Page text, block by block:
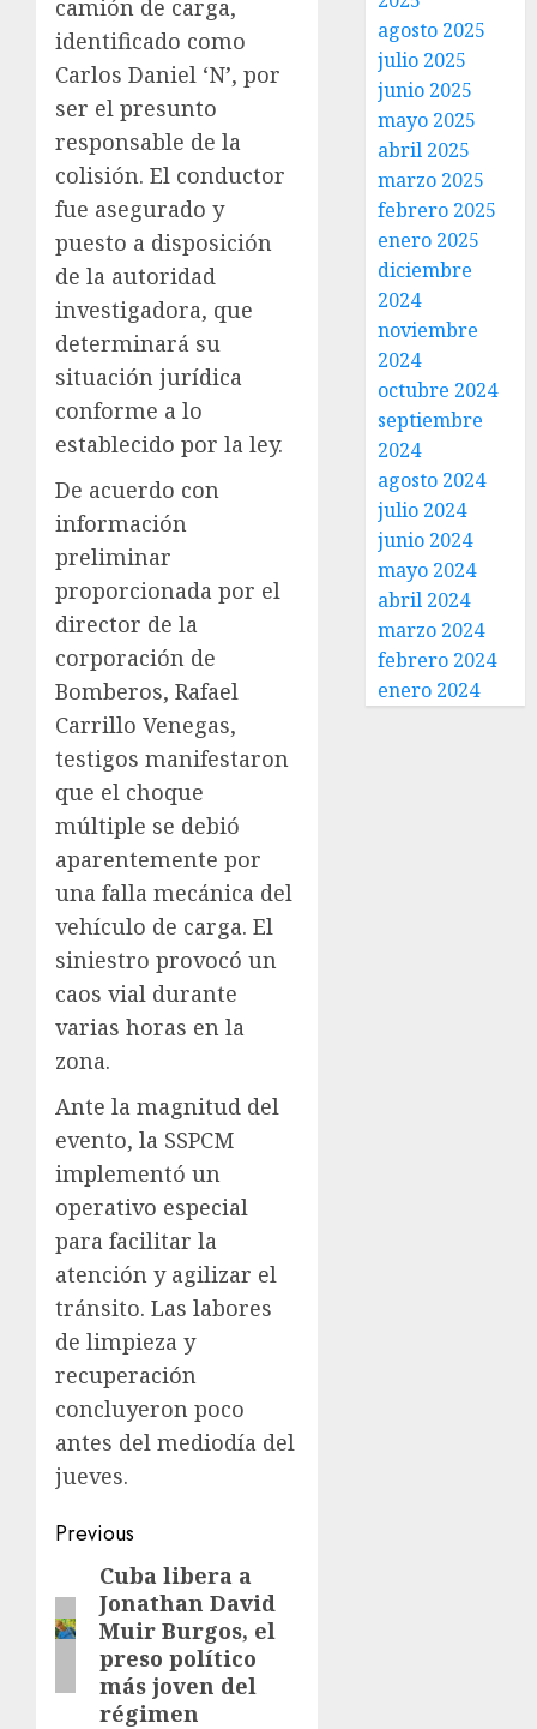
camión de carga,
identificado como
Carlos Daniel ‘N’, por
ser el presunto
responsable de la
colisión. El conductor
fue asegurado y
puesto a disposición
de la autoridad
investigadora, que
determinará su
situación jurídica
conforme a lo
establecido por la ley.
De acuerdo con
información
preliminar
proporcionada por el
director de la
corporación de
Bomberos, Rafael
Carrillo Venegas,
testigos manifestaron
que el choque
múltiple se debió
aparentemente por
una falla mecánica del
vehículo de carga. El
siniestro provocó un
caos vial durante
varias horas en la
zona.
Ante la magnitud del
evento, la SSPCM
implementó un
operativo especial
para facilitar la
atención y agilizar el
tránsito. Las labores
de limpieza y
recuperación
concluyeron poco
antes del mediodía del
jueves.
Previous
Cuba libera a
Jonathan David
Muir Burgos, el
preso político
más joven del
régimen
agosto 2025
julio 2025
junio 2025
mayo 2025
abril 2025
marzo 2025
febrero 2025
enero 2025
diciembre
2024
noviembre
2024
octubre 2024
septiembre
2024
agosto 2024
julio 2024
junio 2024
mayo 2024
abril 2024
marzo 2024
febrero 2024
enero 2024